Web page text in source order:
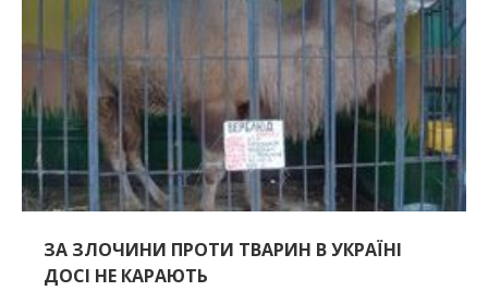
ЗА ЗЛОЧИНИ ПРОТИ ТВАРИН В УКРАЇНІ
ДОСІ НЕ КАРАЮТЬ